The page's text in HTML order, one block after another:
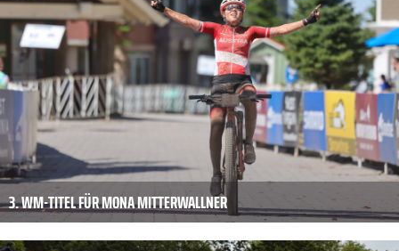
3. WM-TITEL FÜR MONA MITTERWALLNER